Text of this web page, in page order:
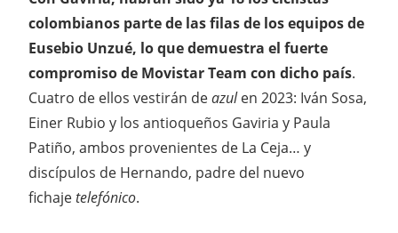
colombianos parte de las filas de los equipos de
Eusebio Unzué, lo que demuestra el fuerte
compromiso de Movistar Team con dicho país.
Cuatro de ellos vestirán deazulen 2023: Iván Sosa,
Einer Rubio y los antioqueños Gaviria y Paula
Patiño, ambos provenientes de La Ceja… y
discípulos de Hernando, padre del nuevo
fichajetelefónico.